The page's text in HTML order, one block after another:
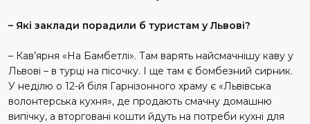
– Які заклади порадили б туристам у Львові?
– Кав’ярня «На Бамбетлі». Там варять найсмачнішу каву у
Львові – в турці на пісочку. І ще там є бомбезний сирник.
У неділю о 12-й біля Гарнізонного храму є «Львівська
волонтерська кухня», де продають смачну домашню
випічку, а вторговані кошти йдуть на потреби кухні для